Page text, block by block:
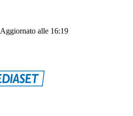
Aggiornato alle 16:19